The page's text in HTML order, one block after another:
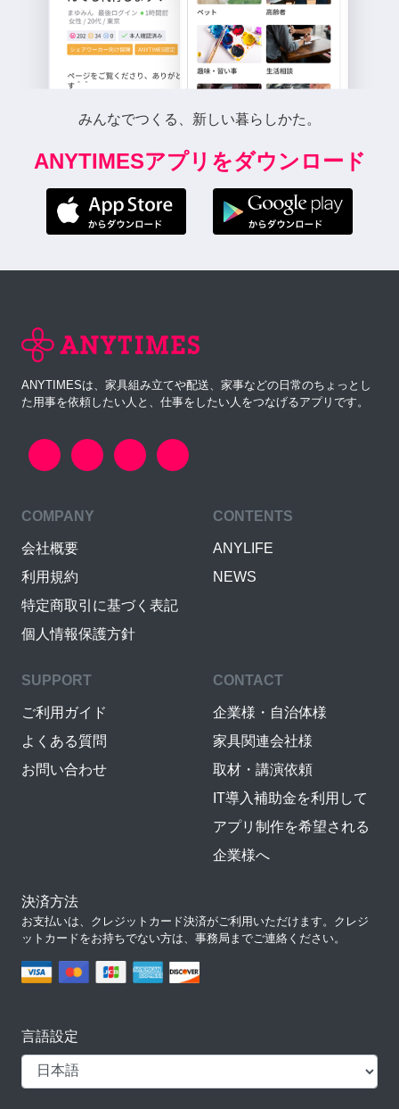
みんなでつくる、新しい暮らしかた。
ANYTIMESアプリをダウンロード
ANYTIMESは、家具組み立てや配送、家事などの日常のちょっとし
た用事を依頼したい人と、仕事をしたい人をつなげるアプリです。
COMPANY
会社概要
利用規約
特定商取引に基づく表記
個人情報保護方針
CONTENTS
ANYLIFE
NEWS
SUPPORT
ご利用ガイド
よくある質問
お問い合わせ
CONTACT
企業様・自治体様
家具関連会社様
取材・講演依頼
IT導入補助金を利用して
アプリ制作を希望される
企業様へ
決済方法
お支払いは、クレジットカード決済がご利用いただけます。クレジ
ットカードをお持ちでない方は、事務局までご連絡ください。
言語設定